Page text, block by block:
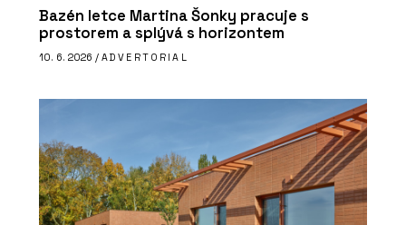
Bazén letce Martina Šonky pracuje s
prostorem a splývá s horizontem
10. 6. 2026 / ADVERTORIAL